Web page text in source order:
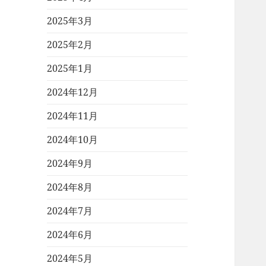
2025年3月
2025年2月
2025年1月
2024年12月
2024年11月
2024年10月
2024年9月
2024年8月
2024年7月
2024年6月
2024年5月